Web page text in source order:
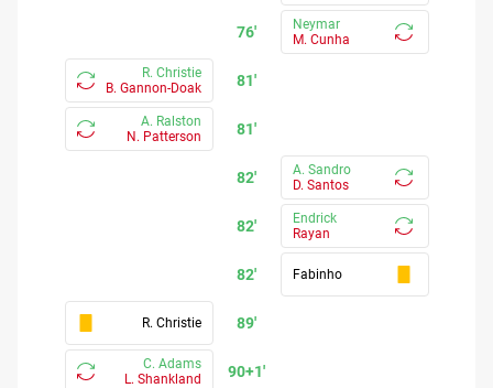
76'
Neymar
M. Cunha
81'
R. Christie
B. Gannon-Doak
81'
A. Ralston
N. Patterson
82'
A. Sandro
D. Santos
82'
Endrick
Rayan
82' Fabinho
89'
R. Christie
90+1'
C. Adams
L. Shankland